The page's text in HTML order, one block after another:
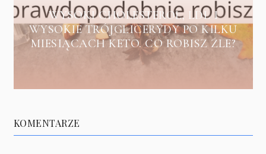
WYSOKI CHOLESTEROL, LDL I
WYSOKIE TRÓJGLICERYDY PO KILKU
MIESIĄCACH KETO. CO ROBISZ ŹLE?
KOMENTARZE